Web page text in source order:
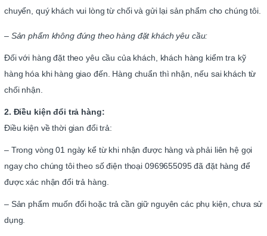
chuyển, quý khách vui lòng từ chối và gửi lại sản phẩm cho chúng tôi.
– Sản phẩm không đúng theo hàng đặt khách yêu cầu:
Đối với hàng đặt theo yêu cầu của khách, khách hàng kiểm tra kỹ
hàng hóa khi hàng giao đến. Hàng chuẩn thì nhận, nếu sai khách từ
chối nhận.
2. Điều kiện đổi trả hàng:
Điều kiện về thời gian đổi trả:
– Trong vòng 01 ngày kể từ khi nhận được hàng và phải liên hệ gọi
ngay cho chúng tôi theo số điện thoại 0969655095 đã đặt hàng để
được xác nhận đổi trả hàng.
– Sản phẩm muốn đổi hoặc trả cần giữ nguyên các phụ kiện, chưa sử
dụng.